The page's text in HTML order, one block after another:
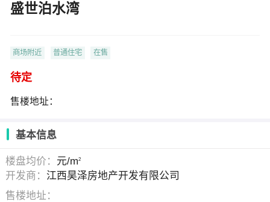
盛世泊水湾
商场附近 普通住宅 在售
待定
售楼地址：
基本信息
楼盘均价： 元/m2
开发商： 江西昊泽房地产开发有限公司
售楼地址：